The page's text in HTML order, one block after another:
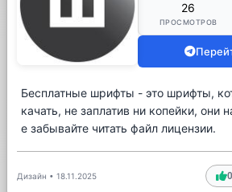
26
ПРОСМОТРОВ
Бесплатные шрифты - это шрифты,
качать, не заплатив ни копейки, они
е забывайте читать файл лицензии.
Дизайн • 18.11.2025 0